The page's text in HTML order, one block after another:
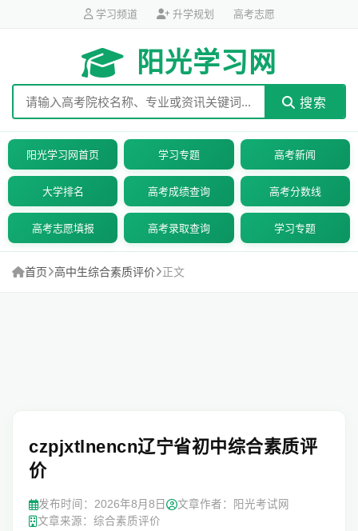
学习频道 升学规划 高考志愿
阳光学习网
搜索
阳光学习网首页 学习专题 高考新闻
大学排名 高考成绩查询 高考分数线
高考志愿填报 高考录取查询 学习专题
首页 高中生综合素质评价 正文
czpjxtlnencn辽宁省初中综合素质评
价
发布时间： 2026年8月8日
文章作者：阳光考试网
文章来源：综合素质评价